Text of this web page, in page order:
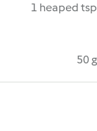
1 heaped tsp
50 g